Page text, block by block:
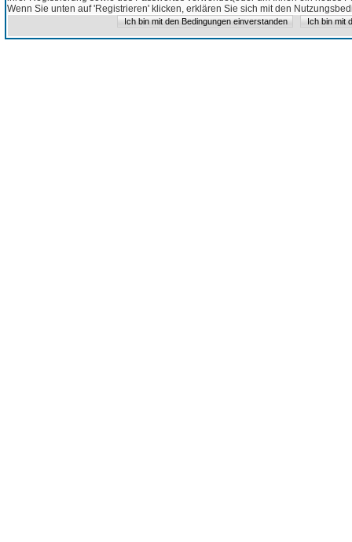
Wenn Sie unten auf 'Registrieren' klicken, erklären Sie sich mit den